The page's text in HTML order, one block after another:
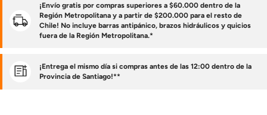
¡Envío gratis por compras superiores a $60.000 dentro de la
Región Metropolitana y a partir de $200.000 para el resto de
Chile! No incluye barras antipánico, brazos hidráulicos y quicios
fuera de la Región Metropolitana.*
¡Entrega el mismo día si compras antes de las 12:00 dentro de la
Provincia de Santiago!**